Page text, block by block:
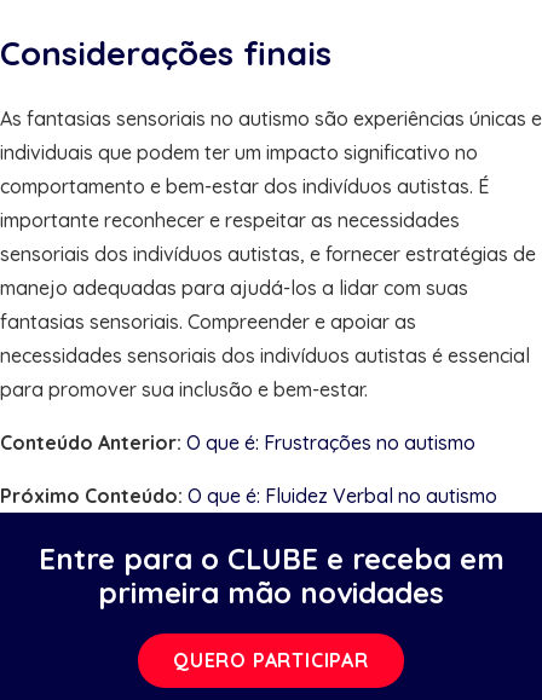
Considerações finais
As fantasias sensoriais no autismo são experiências únicas e
individuais que podem ter um impacto significativo no
comportamento e bem-estar dos indivíduos autistas. É
importante reconhecer e respeitar as necessidades
sensoriais dos indivíduos autistas, e fornecer estratégias de
manejo adequadas para ajudá-los a lidar com suas
fantasias sensoriais. Compreender e apoiar as
necessidades sensoriais dos indivíduos autistas é essencial
para promover sua inclusão e bem-estar.
Conteúdo Anterior: O que é: Frustrações no autismo
Próximo Conteúdo: O que é: Fluidez Verbal no autismo
Entre para o CLUBE e receba em
primeira mão novidades
QUERO PARTICIPAR